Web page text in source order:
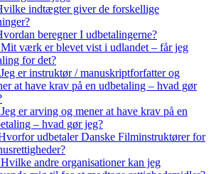
indtægter giver de forskellige
beregner I udbetalingerne?
værk er blevet vist i udlandet – får jeg
for det?
er instruktør / manuskriptforfatter og
at have krav på en udbetaling – hvad gør
er arving og mener at have krav på en
– hvad gør jeg?
udbetaler Danske Filminstruktører for
andre organisationer kan jeg